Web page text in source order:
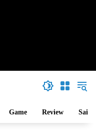
Game Review Sains